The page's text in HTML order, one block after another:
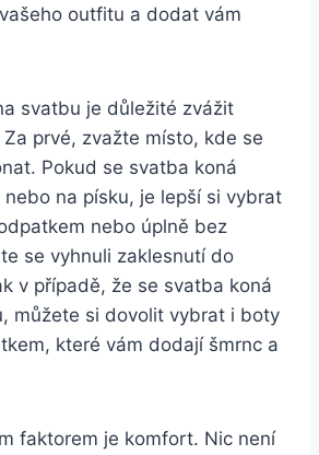
outfitu a dodat vám
svatbu je důležité zvážit
prvé, ⁢zvažte místo, kde se
Pokud se svatba koná⁣
na písku, je lepší ⁢si vybrat
nebo úplně bez
se vyhnuli zaklesnutí‌ do
‌v případě,‍ že se svatba koná
můžete si dovolit​ vybrat i⁣ boty
které vám dodají šmrnc a
faktorem je ​komfort. Nic není